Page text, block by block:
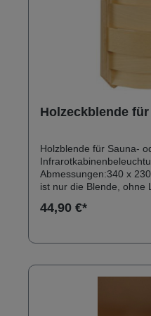
Holzeckblende
Holzblende für Sauna-
Abmessungen:340 x
ist nur die Blende, ohne
44,90 €*